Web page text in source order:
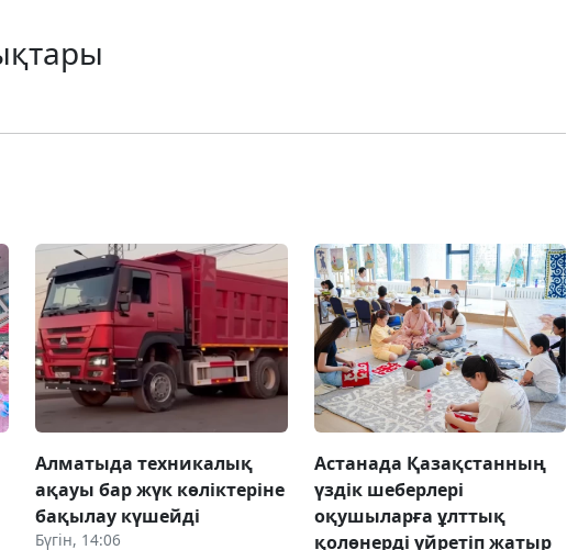
Алматыда техникалық
ақауы бар жүк көліктеріне
бақылау күшейді
Бүгін, 14:06
Астанада Қазақстанның
үздік шеберлері
оқушыларға ұлттық
қолөнерді үйретіп жатыр